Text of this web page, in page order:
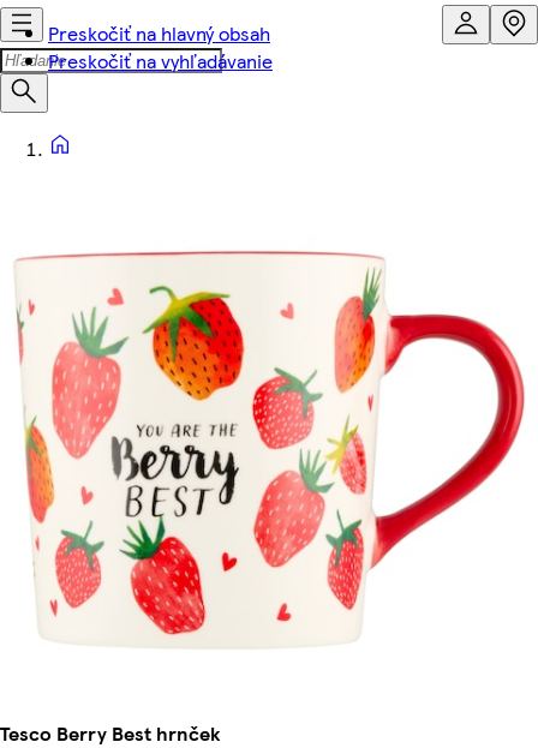
Preskočiť na hlavný obsah
Preskočiť na vyhľadávanie
Tesco Berry Best hrnček